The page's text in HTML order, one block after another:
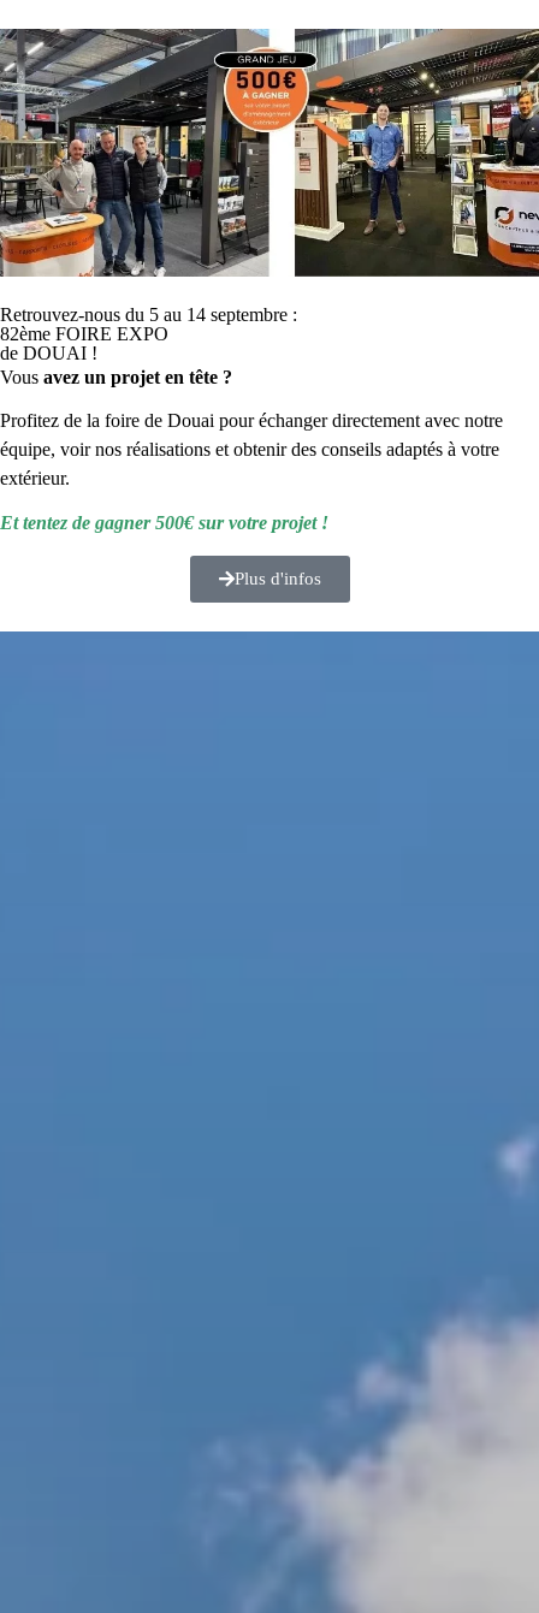
Établissements
scolaires
Vous dirigez un établissement scolaire– école, collège ou
aléas climatiques grâce à un préau scolaire de qualité ? Vous
avez pour ambition de valoriser votre établissement scolaire
en garantissant une harmonie architecturale soignée ?
à vos besoins !
Prendre rendez-vous
Consultez notre brochure
Retrouvez-nous du 5 au 14 septembre :
82ème FOIRE EXPO
de DOUAI !
Vous avez un projet en tête ?
Profitez de la foire de Douai pour échanger directement avec notre
équipe, voir nos réalisations et obtenir des conseils adaptés à votre
extérieur.
Et tentez de gagner 500€ sur votre projet !
Plus d'infos